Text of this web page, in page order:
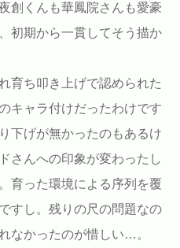
創くんも華鳳院さんも愛豪
初期から一貫してそう描か
育ち叩き上げで認められた
キャラ付けだったわけです
下げが無かったのもあるけ
さんへの印象が変わったし
育った環境による序列を覆
すし。残りの尺の問題なの
なかったのが惜しい…。